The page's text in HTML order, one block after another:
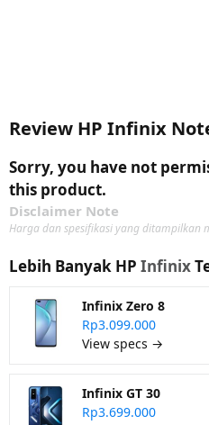
Review HP Infinix
Sorry, you have not
this product.
Disclaimer Note
Harga dan spesifikasi yang ditampilkan
Lebih Banyak HP Infinix
Infinix Zero 8
Rp3.099.000
View specs →
Infinix GT 30
Rp3.699.000